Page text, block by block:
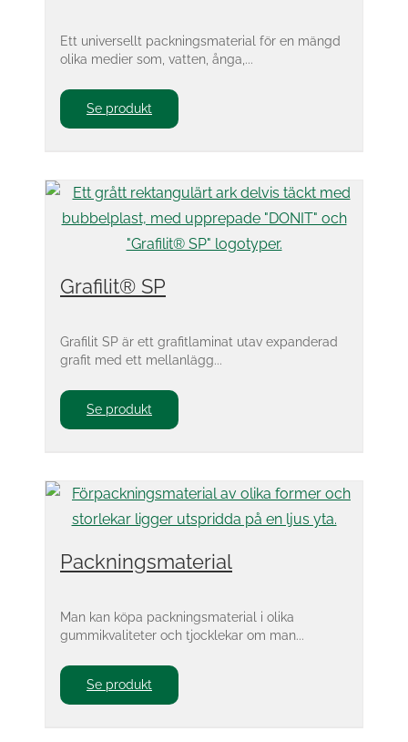
Ett universellt packningsmaterial för en mängd
olika medier som, vatten, ånga,...
Se produkt
Grafilit® SP
Grafilit SP är ett grafitlaminat utav expanderad
grafit med ett mellanlägg...
Se produkt
Packningsmaterial
Man kan köpa packningsmaterial i olika
gummikvaliteter och tjocklekar om man...
Se produkt